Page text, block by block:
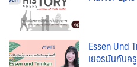
Essen Und
เยอรมันกับค